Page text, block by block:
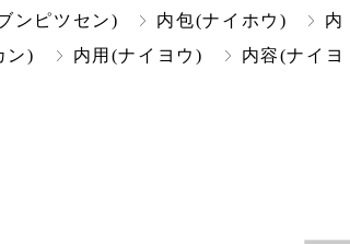
ンピツセン) 内包(ナイホウ)
内
ン) 内用(ナイヨウ)
内容(ナイヨ